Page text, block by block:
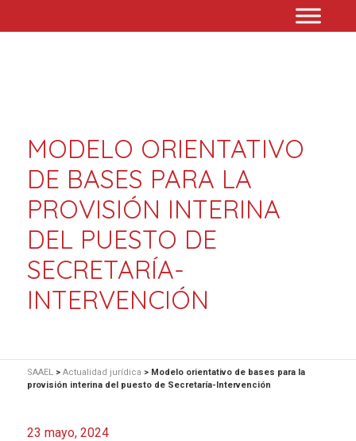
MODELO ORIENTATIVO
DE BASES PARA LA
PROVISIÓN INTERINA
DEL PUESTO DE
SECRETARÍA-
INTERVENCIÓN
SAAEL> Actualidad jurídica > Modelo orientativo de bases para la
provisión interina del puesto de Secretaría-Intervención
23 mayo, 2024